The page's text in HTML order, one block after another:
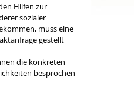
Hilfen zur
sozialer
muss eine
gestellt
die konkreten
besprochen